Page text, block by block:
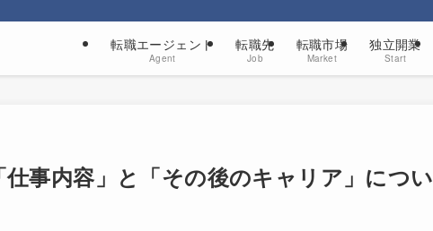
転職エージェント
Agent
転職先
Job
転職市場
Market
独立開業
Start
事内容」と「その後のキャリア」につい